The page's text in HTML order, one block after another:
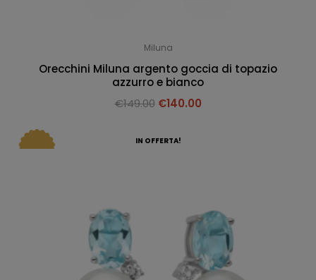
Miluna
Orecchini Miluna argento goccia di topazio
azzurro e bianco
€149.00 €140.00
IN OFFERTA!